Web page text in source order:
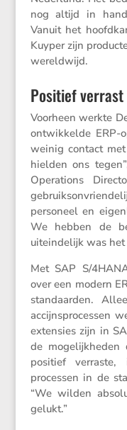
nog altijd in
Vanuit het
Kuyper zijn
wereldwijd.
Positief verrast
Voorheen werkte
ontwik­kelde ERP-
weinig contact
hielden ons
Opera­tions
perso­neel en
We hebben de
uitein­de­lijk was het
Met SAP S/​
over een modern
standaarden.
accijns­pro­cessen
exten­sies zijn in
de
positief
processen in de
“We wilden
gelukt.”